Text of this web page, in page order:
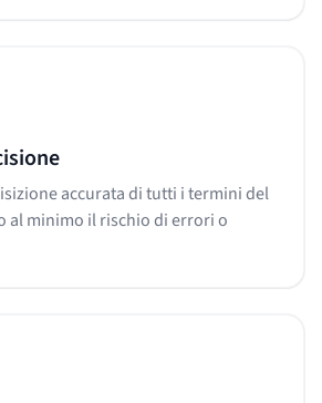
accurata di tutti i termini del
al minimo il rischio di errori o